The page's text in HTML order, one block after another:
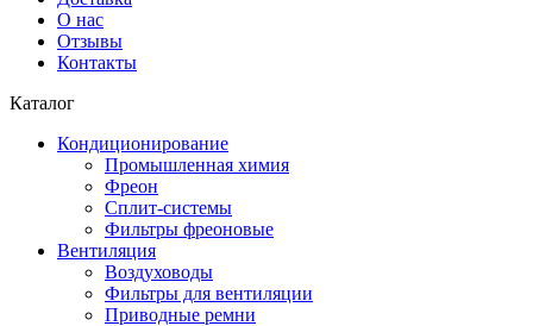
О нас
Отзывы
Контакты
Каталог
Кондиционирование
Промышленная химия
Фреон
Сплит-системы
Фильтры фреоновые
Вентиляция
Воздуховоды
Фильтры для вентиляции
Приводные ремни